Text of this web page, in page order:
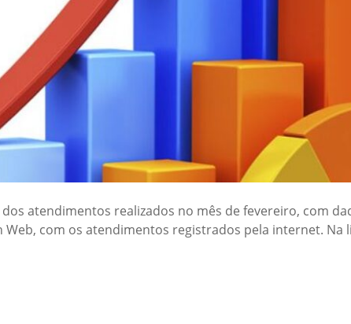
atendimentos realizados no mês de fevereiro, com
com os atendimentos registrados pela internet. Na